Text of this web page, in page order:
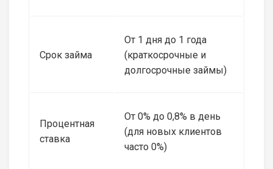
Срок займа
От 1 дня до 1 года
(краткосрочные и
долгосрочные займы)
Процентная
ставка
От 0% до 0,8% в день
(для новых клиентов
часто 0%)